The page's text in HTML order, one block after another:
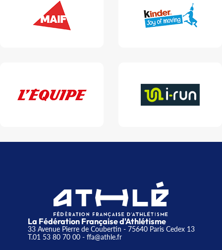
La Fédération Française d'Athlétisme
33 Avenue Pierre de Coubertin - 75640 Paris Cedex 13
T.01 53 80 70 00- ffa@athle.fr